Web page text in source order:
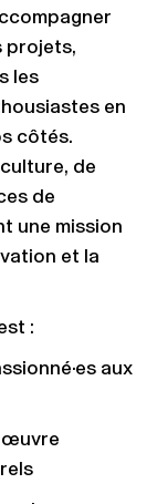
projets,
les
en
côtés.
de
de
une mission
et la
:
aux
œuvre